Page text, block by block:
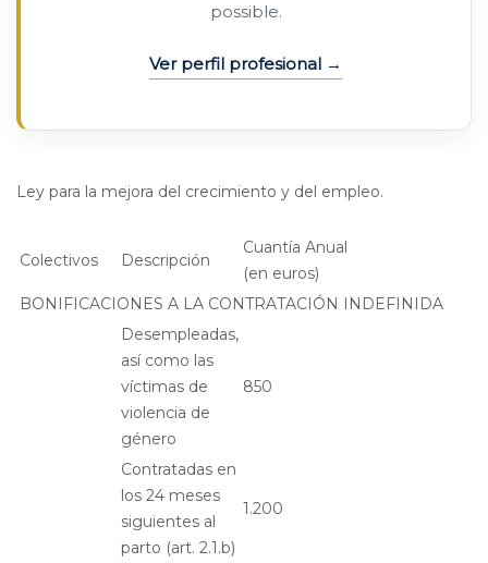
possible.
Ver perfil profesional
Ley para la mejora del crecimiento y del empleo.
Colectivos Descripción
Cuantía Anual
(en euros)
BONIFICACIONES A LA CONTRATACIÓN INDEFINIDA
Desempleadas,
así como las
víctimas de
violencia de
género
850
Contratadas en
los 24 meses
siguientes al
parto (art. 2.1.b)
1.200